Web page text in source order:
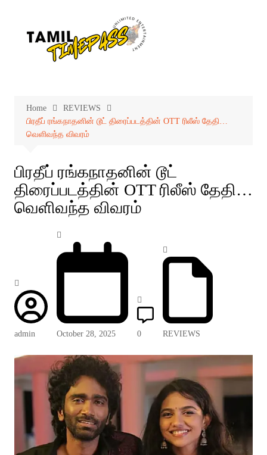
Home
REVIEWS
பிரதீப் ரங்கநாதனின் டூட் திரைப்படத்தின் OTT ரிலீஸ் தேதி…
வெளிவந்த விவரம்
பிரதீப் ரங்கநாதனின் டூட்
திரைப்படத்தின் OTT ரிலீஸ் தேதி…
வெளிவந்த விவரம்
admin October 28, 2025 0 REVIEWS